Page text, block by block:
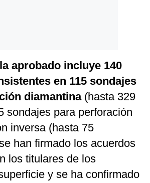
aprobado incluye 140
en 115 sondajes
diamantina(hasta 329
sondajes para perforación
inversa (hasta 75
han firmado los acuerdos
los titulares de los
y se ha confirmado